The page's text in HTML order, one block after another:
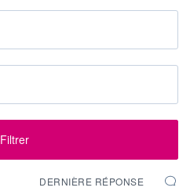
+ PORTEFEUILLE
Filtrer
DERNIÈRE RÉPONSE